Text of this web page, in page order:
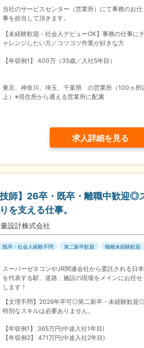
当社のサービスセンター（営業所）にて事務のお仕
事を担当して頂きます。
【未経験歓迎・社会人デビューOK】事務の仕事にチ
ャレンジしたい方／コツコツ作業が好きな方
【年収例1】 400万（35歳／入社5年目）
東京、神奈川、埼玉、千葉県 の営業所（100ヵ所
上）※現住所から通える営業所に配属
求人詳細を見る
技師】26卒・既卒・離職中歓迎
を支える仕事。
設計株式会社
既卒・社会人経験不問 第二新卒歓迎 職種未経験歓迎
スーパーゼネコンやJR関連会社から委託される日本
を代表する駅、道路、施設の現場をメインにお任せ
します！
【文理不問】2026年卒可◎第二新卒・未経験歓迎
特別なスキルは必要ありません。
【年収例1】
365万円(中途入社1年目)
【年収例2】
471万円(中途入社2年目)